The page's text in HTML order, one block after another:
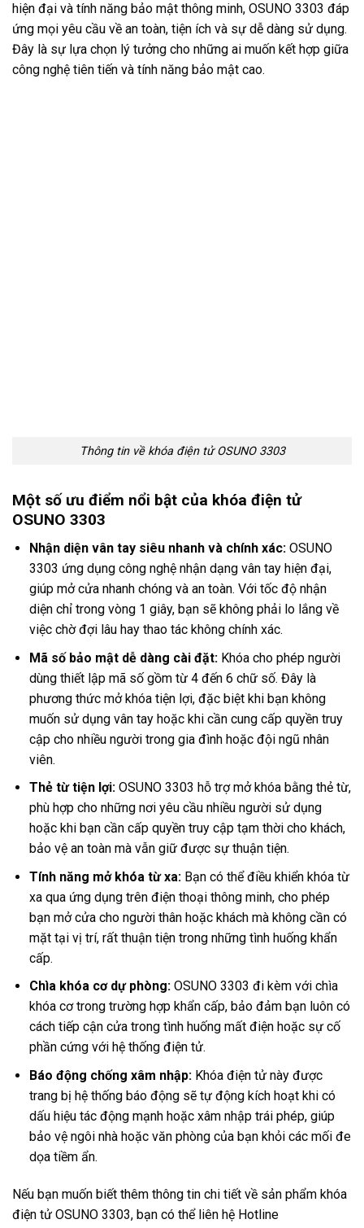
hiện đại và tính năng bảo mật thông minh, OSUNO 3303 đáp
ứng mọi yêu cầu về an toàn, tiện ích và sự dễ dàng sử dụng.
Đây là sự lựa chọn lý tưởng cho những ai muốn kết hợp giữa
công nghệ tiên tiến và tính năng bảo mật cao.
Thông tin về khóa điện tử OSUNO 3303
Một số ưu điểm nổi bật của khóa điện tử
OSUNO 3303
Nhận diện vân tay siêu nhanh và chính xác:OSUNO
3303 ứng dụng công nghệ nhận dạng vân tay hiện đại,
giúp mở cửa nhanh chóng và an toàn. Với tốc độ nhận
diện chỉ trong vòng 1 giây, bạn sẽ không phải lo lắng về
việc chờ đợi lâu hay thao tác không chính xác.
Mã số bảo mật dễ dàng cài đặt:Khóa cho phép người
dùng thiết lập mã số gồm từ 4 đến 6 chữ số. Đây là
phương thức mở khóa tiện lợi, đặc biệt khi bạn không
muốn sử dụng vân tay hoặc khi cần cung cấp quyền truy
cập cho nhiều người trong gia đình hoặc đội ngũ nhân
viên.
Thẻ từ tiện lợi:OSUNO 3303 hỗ trợ mở khóa bằng thẻ từ,
phù hợp cho những nơi yêu cầu nhiều người sử dụng
hoặc khi bạn cần cấp quyền truy cập tạm thời cho khách,
bảo vệ an toàn mà vẫn giữ được sự thuận tiện.
Tính năng mở khóa từ xa:Bạn có thể điều khiển khóa từ
xa qua ứng dụng trên điện thoại thông minh, cho phép
bạn mở cửa cho người thân hoặc khách mà không cần có
mặt tại vị trí, rất thuận tiện trong những tình huống khẩn
cấp.
Chìa khóa cơ dự phòng:OSUNO 3303 đi kèm với chìa
khóa cơ trong trường hợp khẩn cấp, bảo đảm bạn luôn có
cách tiếp cận cửa trong tình huống mất điện hoặc sự cố
phần cứng với hệ thống điện tử.
Báo động chống xâm nhập:Khóa điện tử này được
trang bị hệ thống báo động sẽ tự động kích hoạt khi có
dấu hiệu tác động mạnh hoặc xâm nhập trái phép, giúp
bảo vệ ngôi nhà hoặc văn phòng của bạn khỏi các mối đe
dọa tiềm ẩn.
Nếu bạn muốn biết thêm thông tin chi tiết về sản phẩm khóa
điện tử OSUNO 3303, bạn có thể liên hệ Hotline